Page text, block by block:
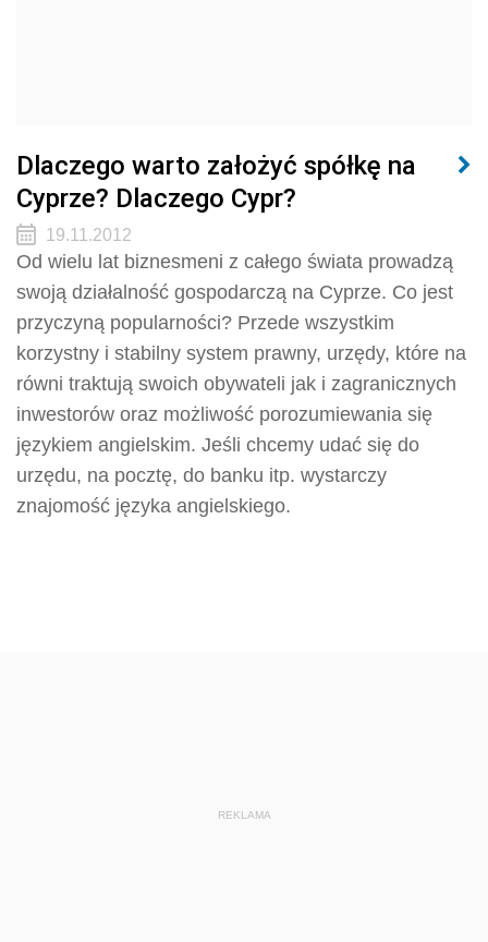
Dlaczego warto założyć spółkę na
Cyprze? Dlaczego Cypr?
19.11.2012
Od wielu lat biznesmeni z całego świata prowadzą
swoją działalność gospodarczą na Cyprze. Co jest
przyczyną popularności? Przede wszystkim
korzystny i stabilny system prawny, urzędy, które na
równi traktują swoich obywateli jak i zagranicznych
inwestorów oraz możliwość porozumiewania się
językiem angielskim. Jeśli chcemy udać się do
urzędu, na pocztę, do banku itp. wystarczy
znajomość języka angielskiego.
REKLAMA